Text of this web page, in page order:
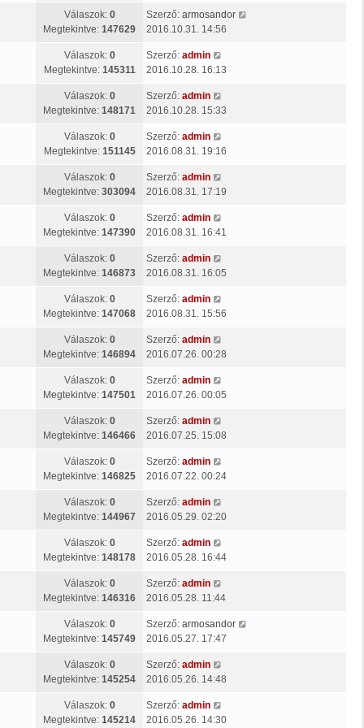
Válaszok: 0
Megtekintve: 147629
Szerző: armosandor
2016.10.31. 14:56
Válaszok: 0
Megtekintve: 145311
Szerző: admin
2016.10.28. 16:13
Válaszok: 0
Megtekintve: 148171
Szerző: admin
2016.10.28. 15:33
Válaszok: 0
Megtekintve: 151145
Szerző: admin
2016.08.31. 19:16
Válaszok: 0
Megtekintve: 303094
Szerző: admin
2016.08.31. 17:19
Válaszok: 0
Megtekintve: 147390
Szerző: admin
2016.08.31. 16:41
Válaszok: 0
Megtekintve: 146873
Szerző: admin
2016.08.31. 16:05
Válaszok: 0
Megtekintve: 147068
Szerző: admin
2016.08.31. 15:56
Válaszok: 0
Megtekintve: 146894
Szerző: admin
2016.07.26. 00:28
Válaszok: 0
Megtekintve: 147501
Szerző: admin
2016.07.26. 00:05
Válaszok: 0
Megtekintve: 146466
Szerző: admin
2016.07.25. 15:08
Válaszok: 0
Megtekintve: 146825
Szerző: admin
2016.07.22. 00:24
Válaszok: 0
Megtekintve: 144967
Szerző: admin
2016.05.29. 02:20
Válaszok: 0
Megtekintve: 148178
Szerző: admin
2016.05.28. 16:44
Válaszok: 0
Megtekintve: 146316
Szerző: admin
2016.05.28. 11:44
Válaszok: 0
Megtekintve: 145749
Szerző: armosandor
2016.05.27. 17:47
Válaszok: 0
Megtekintve: 145254
Szerző: admin
2016.05.26. 14:48
Válaszok: 0
Megtekintve: 145214
Szerző: admin
2016.05.26. 14:30